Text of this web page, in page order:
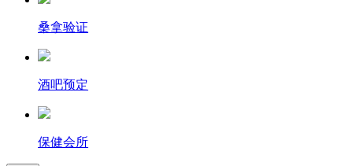
桑拿验证
酒吧预定
保健会所